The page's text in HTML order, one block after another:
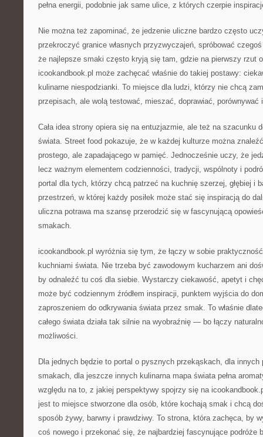
pełna energii, podobnie jak same ulice, z których czerpie
Nie można też zapominać, że jedzenie uliczne bardzo często
przekroczyć granice własnych przyzwyczajeń, spróbować
że najlepsze smaki często kryją się tam, gdzie na pierwszy rzut
icookandbook.pl może zachęcać właśnie do takiej postawy:
kulinarne niespodzianki. To miejsce dla ludzi, którzy nie chcą
przepisach, ale wolą testować, mieszać, doprawiać, porównywać
Cała idea strony opiera się na entuzjazmie, ale też na szacunku
świata. Street food pokazuje, że w każdej kulturze można
prostego, ale zapadającego w pamięć. Jednocześnie uczy, że
lecz ważnym elementem codzienności, tradycji, wspólnoty i
portal dla tych, którzy chcą patrzeć na kuchnię szerzej, głębiej i
przestrzeń, w której każdy posiłek może stać się inspiracją do
uliczna potrawa ma szansę przerodzić się w fascynującą
smakach.
icookandbook.pl wyróżnia się tym, że łączy w sobie
kuchniami świata. Nie trzeba być zawodowym kucharzem ani
by odnaleźć tu coś dla siebie. Wystarczy ciekawość, apetyt i
może być codziennym źródłem inspiracji, punktem wyjścia do
zaproszeniem do odkrywania świata przez smak. To właśnie
całego świata działa tak silnie na wyobraźnię — bo łączy
możliwości.
Dla jednych będzie to portal o pysznych przekąskach, dla innych
smakach, dla jeszcze innych kulinarna mapa świata pełna
względu na to, z jakiej perspektywy spojrzy się na
jest to miejsce stworzone dla osób, które kochają smak i chcą
sposób żywy, barwny i prawdziwy. To strona, która zachęca, by
coś nowego i przekonać się, że najbardziej fascynujące podróże